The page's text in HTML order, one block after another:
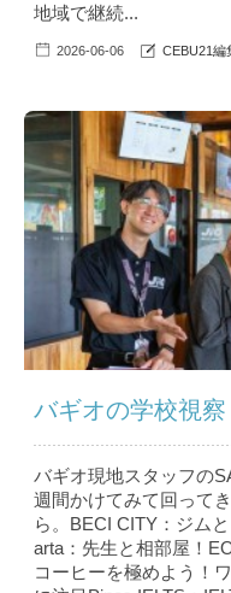
地域で継続...
2026-06-06 CEBU21編
バギオの学校視
バギオ現地スタッフの
週間かけてみて回って
ら。BECI CITY：ジム
arta：先生と相部屋！
コーヒーを極めよう！